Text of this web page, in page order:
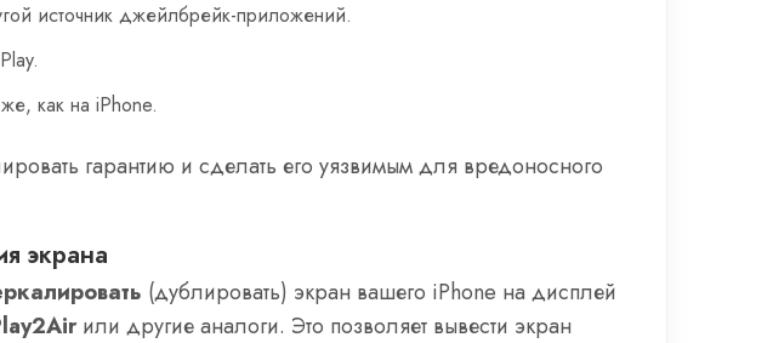
источник джейлбрейк-приложений.
как на iPhone.
гарантию и сделать его уязвимым для вредоносного
экрана
(дублировать) экран вашего iPhone на дисплей
или другие аналоги. Это позволяет вывести экран